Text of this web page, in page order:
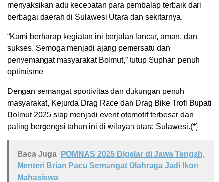
menyaksikan adu kecepatan para pembalap terbaik dari
berbagai daerah di Sulawesi Utara dan sekitarnya.
“Kami berharap kegiatan ini berjalan lancar, aman, dan
sukses. Semoga menjadi ajang pemersatu dan
penyemangat masyarakat Bolmut,” tutup Suphan penuh
optimisme.
Dengan semangat sportivitas dan dukungan penuh
masyarakat, Kejurda Drag Race dan Drag Bike Trofi Bupati
Bolmut 2025 siap menjadi event otomotif terbesar dan
paling bergengsi tahun ini di wilayah utara Sulawesi.(*)
Baca Juga
POMNAS 2025 Digelar di Jawa Tengah,
Menteri Brian Pacu Semangat Olahraga Jadi Ikon
Mahasiswa